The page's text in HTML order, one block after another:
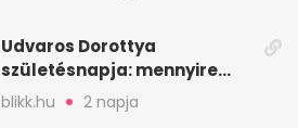
Udvaros Dorottya
születésnapja: mennyire
ismered a filmszerepeit?
blikk.hu 2 napja